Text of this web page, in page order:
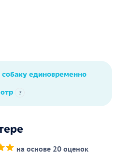
единовременно
?
на основе 20 оценок